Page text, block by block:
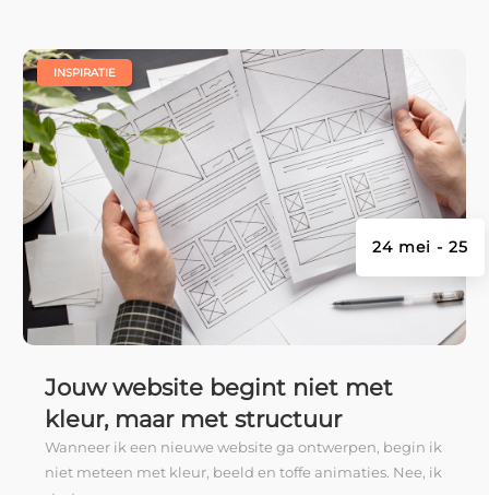
Jouw website begint niet met
kleur, maar met structuur
24 mei - 25
INSPIRATIE
Wanneer ik een nieuwe website ga ontwerpen, begin ik
niet meteen met kleur, beeld en toffe animaties. Nee, ik